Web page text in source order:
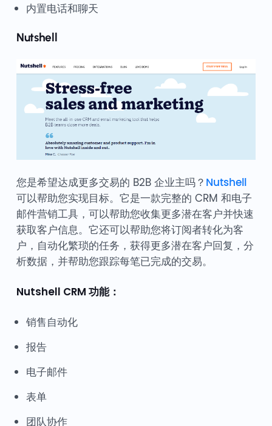
内置电话和聊天
Nutshell
您是希望达成更多交易的 B2B 企业主吗？ Nutshell
可以帮助您实现目标。它是一款完整的 CRM 和电子
邮件营销工具，可以帮助您收集更多潜在客户并快速
获取客户信息。它还可以帮助您将订阅者转化为客
户，自动化繁琐的任务，获得更多潜在客户回复，分
析数据，并帮助您跟踪每笔已完成的交易。
Nutshell CRM 功能：
销售自动化
报告
电子邮件
表单
团队协作